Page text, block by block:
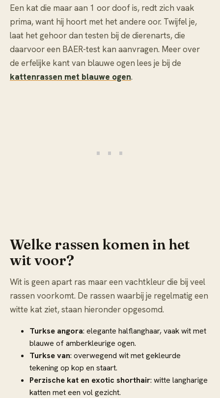
Een kat die maar aan 1 oor doof is, redt zich vaak
prima, want hij hoort met het andere oor. Twijfel je,
laat het gehoor dan testen bij de dierenarts, die
daarvoor een BAER-test kan aanvragen. Meer over
de erfelijke kant van blauwe ogen lees je bij de
kattenrassen met blauwe ogen.
Welke rassen komen in het
wit voor?
Wit is geen apart ras maar een vachtkleur die bij veel
rassen voorkomt. De rassen waarbij je regelmatig een
witte kat ziet, staan hieronder opgesomd.
Turkse angora: elegante halflanghaar, vaak wit met
blauwe of amberkleurige ogen.
Turkse van: overwegend wit met gekleurde
tekening op kop en staart.
Perzische kat en exotic shorthair: witte langharige
katten met een vol gezicht.